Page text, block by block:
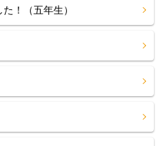
！（五年生）